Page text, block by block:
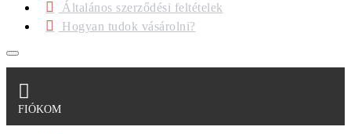
Általános szerződési feltételek
Hogyan tudok vásárolni?
FIÓKOM